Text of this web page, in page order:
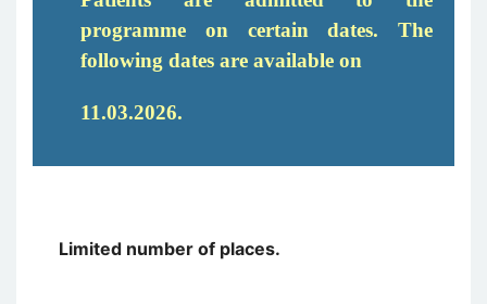
programme on certain dates. The
following dates are available on
11.03.2026.
Limited number of places.